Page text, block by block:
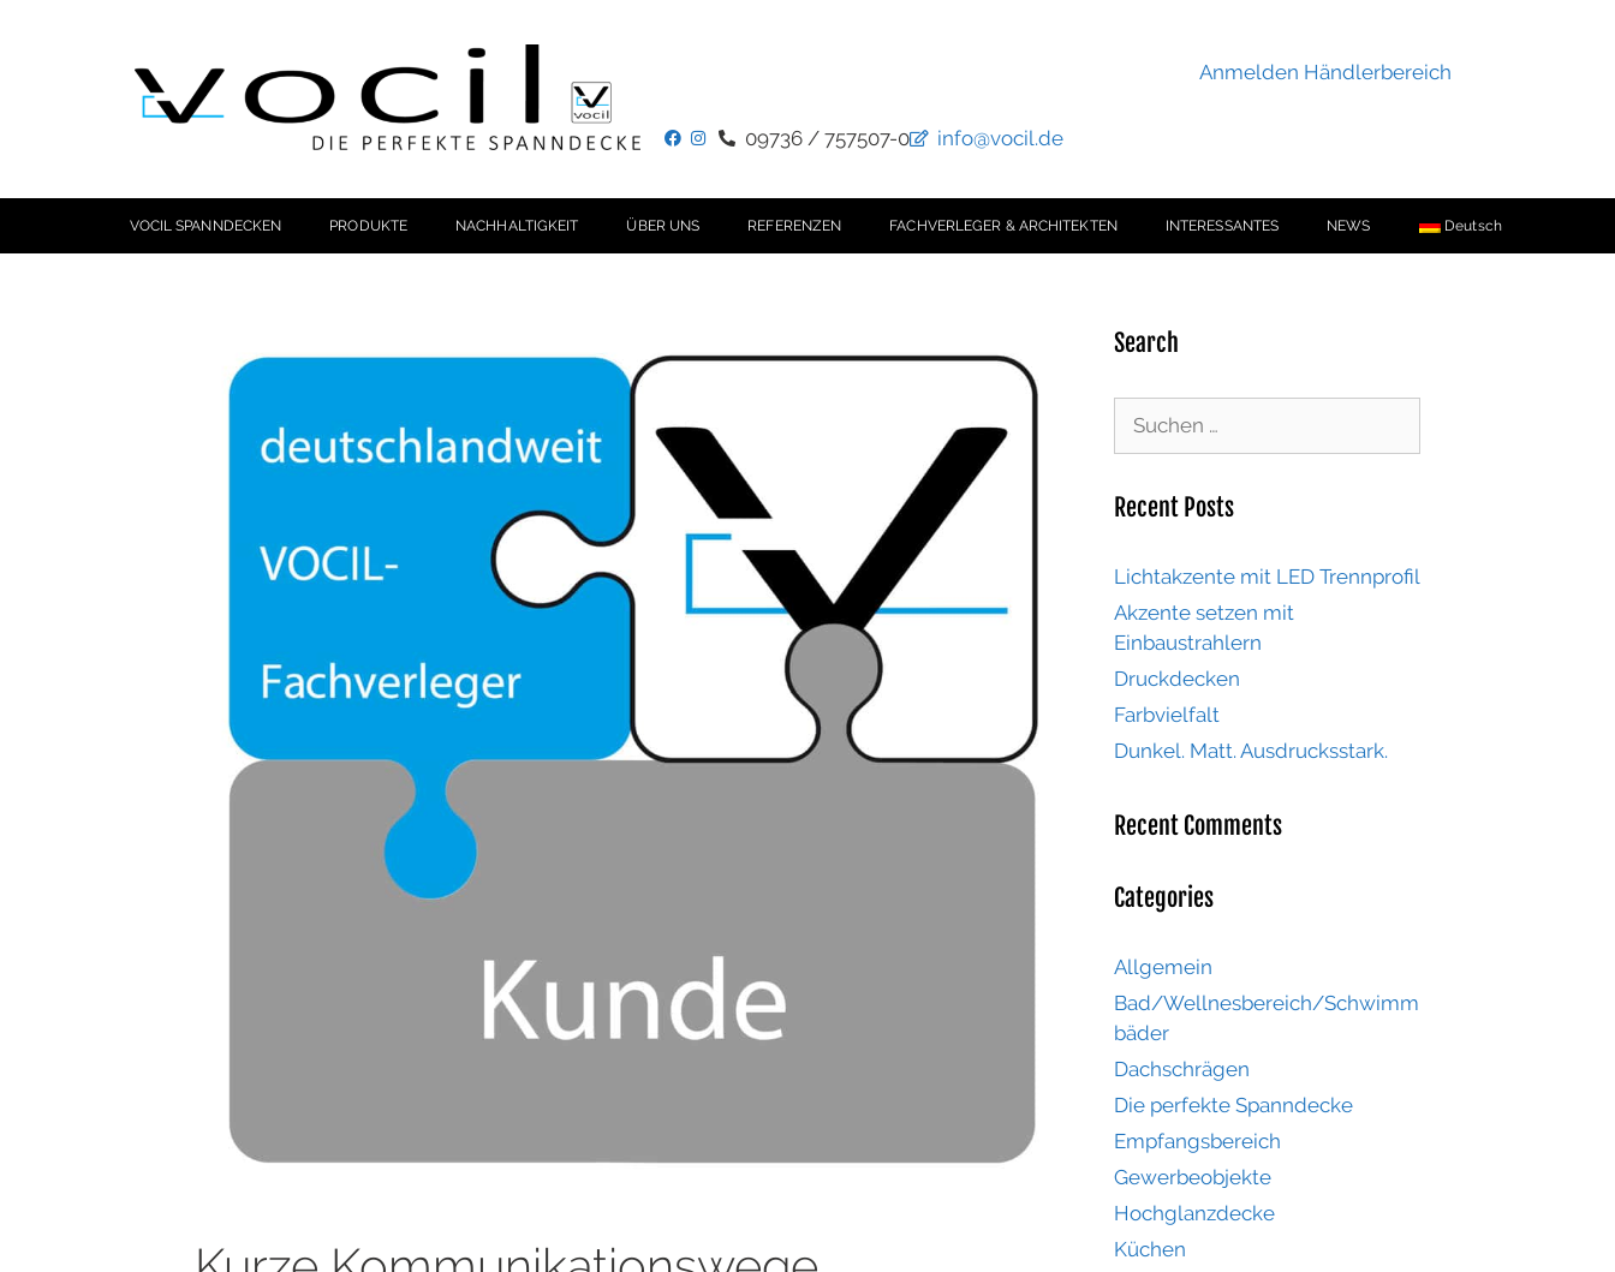
Anmelden Händlerbereich
09736 / 757507-0 info@vocil.de
VOCIL SPANNDECKEN PRODUKTE NACHHALTIGKEIT ÜBER UNS REFERENZEN FACHVERLEGER & ARCHITEKTEN INTERESSANTES NEWS Deutsch
Search
Recent Posts
Lichtakzente mit LED Trennprofil
Akzente setzen mit
Einbaustrahlern
Druckdecken
Farbvielfalt
Dunkel. Matt. Ausdrucksstark.
Recent Comments
Categories
Allgemein
Bad/Wellnesbereich/Schwimm
bäder
Dachschrägen
Die perfekte Spanndecke
Empfangsbereich
Gewerbeobjekte
Hochglanzdecke
Küchen